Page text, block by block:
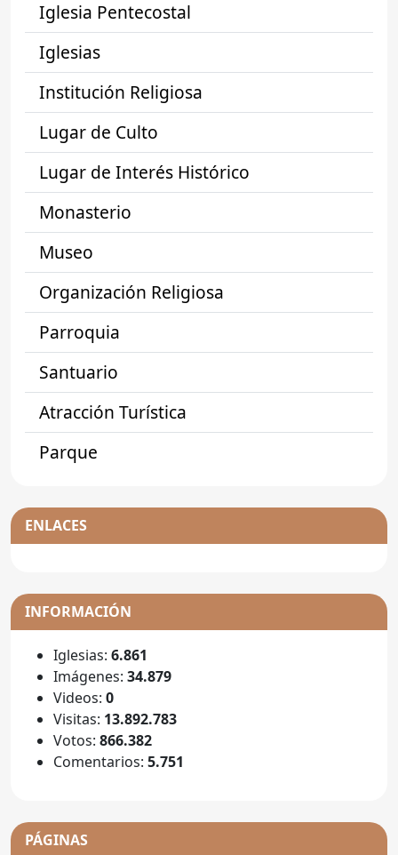
Iglesia Pentecostal
Iglesias
Institución Religiosa
Lugar de Culto
Lugar de Interés Histórico
Monasterio
Museo
Organización Religiosa
Parroquia
Santuario
Atracción Turística
Parque
ENLACES
INFORMACIÓN
Iglesias: 6.861
Imágenes: 34.879
Videos: 0
Visitas: 13.892.783
Votos: 866.382
Comentarios: 5.751
PÁGINAS